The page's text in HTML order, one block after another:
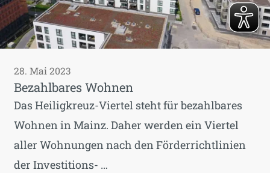
28. Mai 2023
Bezahlbares Wohnen
Das Heiligkreuz-Viertel steht für bezahlbares
Wohnen in Mainz. Daher werden ein Viertel
aller Wohnungen nach den Förderrichtlinien
der Investitions- …